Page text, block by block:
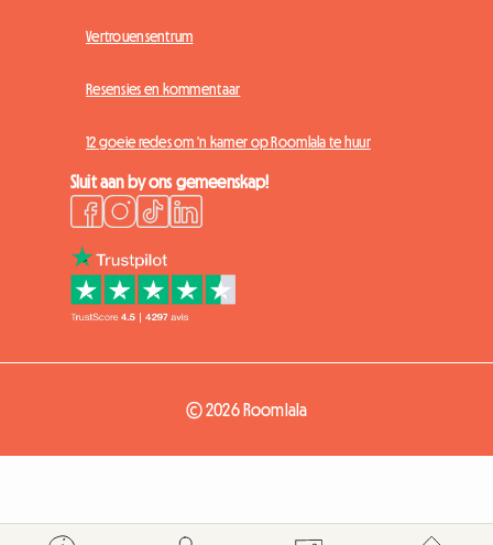
Vertrouensentrum
Resensies en kommentaar
12 goeie redes om 'n kamer op Roomlala te huur
Sluit aan by ons gemeenskap!
© 2026 Roomlala